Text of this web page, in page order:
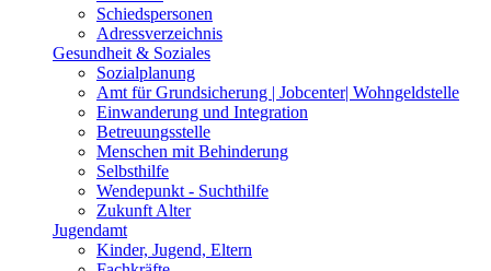
Schiedspersonen
Adressverzeichnis
Gesundheit & Soziales
Sozialplanung
Amt für Grundsicherung | Jobcenter| Wohngeldstelle
Einwanderung und Integration
Betreuungsstelle
Menschen mit Behinderung
Selbsthilfe
Wendepunkt - Suchthilfe
Zukunft Alter
Jugendamt
Kinder, Jugend, Eltern